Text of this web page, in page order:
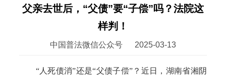
父亲去世后，“父债”要“子偿”吗？法院这
样判！
中国普法微信公众号 2025-03-13
“人死债消”还是“父债子偿”？近日，湖南省湘阴